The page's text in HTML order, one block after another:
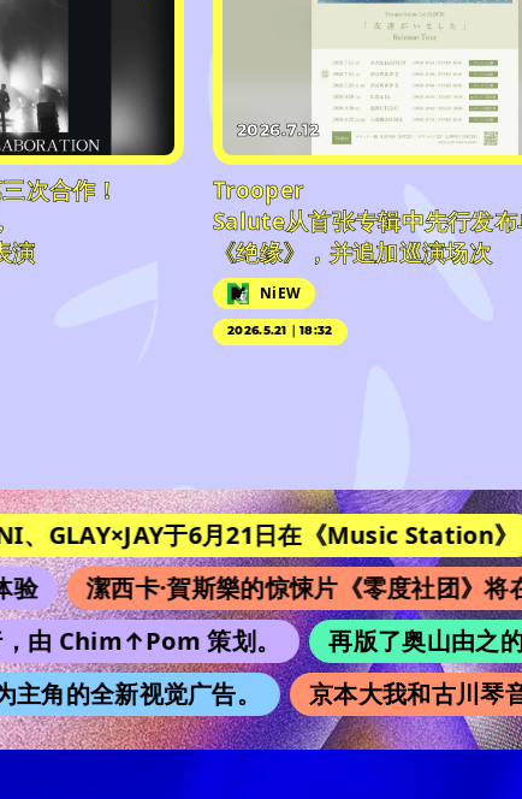
次合作！
演
2026.7.12
Trooper
Salute从首张专辑中先行发布
《绝缘》，并追加巡演场次
NiEW
2026.5.21｜18:32
于6月21日在《Music Station》
潔西卡·賀斯樂的惊悚片《零度社团》将在
由 Chim↑Pom 策划。
再版了奥山由之的
角的全新视觉广告。
京本大我和古川琴音